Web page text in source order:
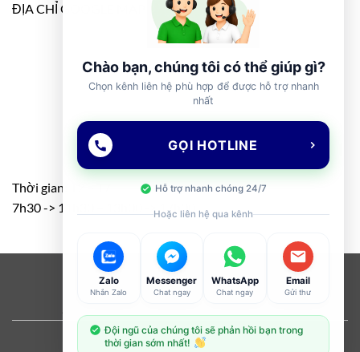
ĐỊA CHỈ GOOGLE MAP
Thời gian: T2 – T7
7h30 -> 11h30 – 13h00 -> 17h00
Visa PayPal Stripe MasterCard
Cash
On
Delivery
Copyright 2026 ©Flatsome Theme
Chào bạn, chúng tôi có thể giúp gì?
Chọn kênh liên hệ phù hợp để được hỗ trợ nhanh
nhất
GỌI HOTLINE
Hỗ trợ nhanh chóng 24/7
Hoặc liên hệ qua kênh
Zalo
Nhắn Zalo
Messenger
Chat ngay
WhatsApp
Chat ngay
Email
Gửi thư
Đội ngũ của chúng tôi sẽ phản hồi bạn trong
thời gian sớm nhất!